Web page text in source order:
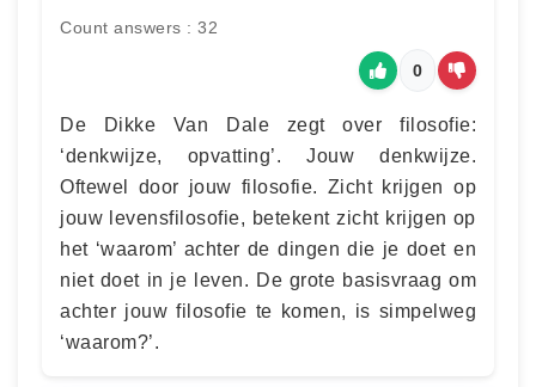
Count answers : 32
0
De Dikke Van Dale zegt over filosofie:
‘denkwijze, opvatting’. Jouw denkwijze.
Oftewel door jouw filosofie. Zicht krijgen op
jouw levensfilosofie, betekent zicht krijgen op
het ‘waarom’ achter de dingen die je doet en
niet doet in je leven. De grote basisvraag om
achter jouw filosofie te komen, is simpelweg
‘waarom?’.